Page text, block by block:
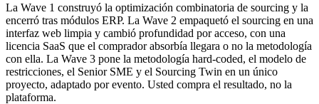
La Wave 1 construyó la optimización combinatoria de sourcing y la
encerró tras módulos ERP. La Wave 2 empaquetó el sourcing en una
interfaz web limpia y cambió profundidad por acceso, con una
licencia SaaS que el comprador absorbía llegara o no la metodología
con ella. La Wave 3 pone la metodología hard-coded, el modelo de
restricciones, el Senior SME y el Sourcing Twin en un único
proyecto, adaptado por evento. Usted compra el resultado, no la
plataforma.